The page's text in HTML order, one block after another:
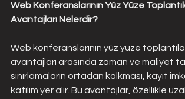
Web Konferanslarının Yüz Yüze
Avantajları Nelerdir?
Web konferanslarının yüz yüze
avantajları arasında zaman ve maliyet
sınırlamaların ortadan kalkması, kayıt
katılım yer alır. Bu avantajlar, özellikle